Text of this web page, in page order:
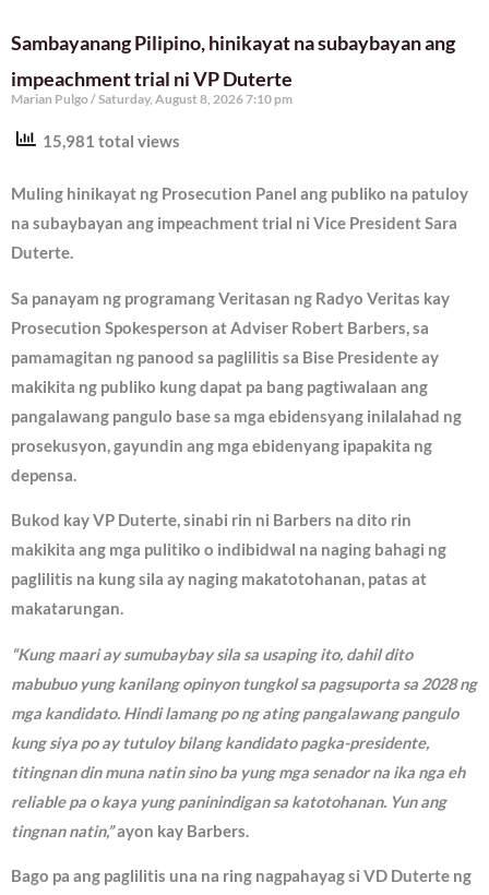
Sambayanang Pilipino, hinikayat na subaybayan ang
impeachment trial ni VP Duterte
Marian Pulgo Saturday, August 8, 2026 7:10 pm
15,981 total views
Muling hinikayat ng Prosecution Panel ang publiko na patuloy
na subaybayan ang impeachment trial ni Vice President Sara
Duterte.
Sa panayam ng programang Veritasan ng Radyo Veritas kay
Prosecution Spokesperson at Adviser Robert Barbers, sa
pamamagitan ng panood sa paglilitis sa Bise Presidente ay
makikita ng publiko kung dapat pa bang pagtiwalaan ang
pangalawang pangulo base sa mga ebidensyang inilalahad ng
prosekusyon, gayundin ang mga ebidenyang ipapakita ng
depensa.
Bukod kay VP Duterte, sinabi rin ni Barbers na dito rin
makikita ang mga pulitiko o indibidwal na naging bahagi ng
paglilitis na kung sila ay naging makatotohanan, patas at
makatarungan.
“Kung maari ay sumubaybay sila sa usaping ito, dahil dito
mabubuo yung kanilang opinyon tungkol sa pagsuporta sa 2028 ng
mga kandidato. Hindi lamang po ng ating pangalawang pangulo
kung siya po ay tutuloy bilang kandidato pagka-presidente,
titingnan din muna natin sino ba yung mga senador na ika nga eh
reliable pa o kaya yung paninindigan sa katotohanan. Yun ang
tingnan natin,”ayon kay Barbers.
Bago pa ang paglilitis una na ring nagpahayag si VD Duterte ng